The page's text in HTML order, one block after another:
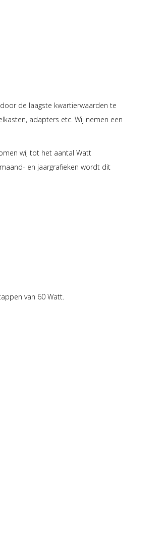
de laagste kwartierwaarden te
adapters etc. Wij nemen een
wij tot het aantal Watt
en jaargrafieken wordt dit
van 60 Watt.